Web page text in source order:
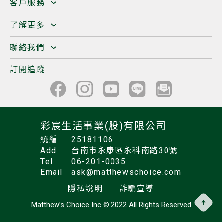
客戶服務
了解更多
聯絡我們
訂閱追蹤
彩宸生活事業(股)有限公司
統編
25181106
Add
台南市永康區永科南路30號
Tel
06-201-0035
Email
ask@matthewschoice.com
隱私說明
詐騙宣導
Matthew’s Choice Inc © 2022 All Rights Reserved